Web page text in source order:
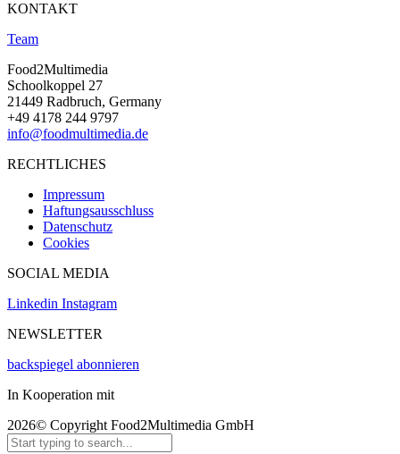
KONTAKT
Team
Food2Multimedia
Schoolkoppel 27
21449 Radbruch, Germany
+49 4178 244 9797
info@foodmultimedia.de
RECHTLICHES
Impressum
Haftungsausschluss
Datenschutz
Cookies
SOCIAL MEDIA
Linkedin Instagram
NEWSLETTER
backspiegel abonnieren
In Kooperation mit
2026© Copyright Food2Multimedia GmbH